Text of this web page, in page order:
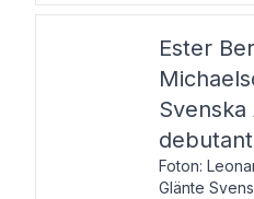
Ester
Svenska
Foton:
Glänte